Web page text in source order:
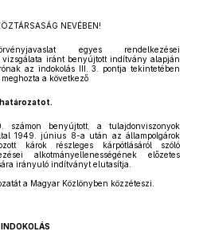
NEVÉBEN!
egyes rendelkezései
vizsgálata iránt benyújtott indítvány alapján
az indokolás III. 3. pontja tekintetében
a következő
határozatot.
számon benyújtott, a tulajdonviszonyok
1949. június 8-a után az állampolgárok
károk részleges kárpótlásáról szóló
alkotmányellenességének előzetes
irányuló indítványt elutasítja.
a Magyar Közlönyben közzéteszi.
INDOKOLÁS